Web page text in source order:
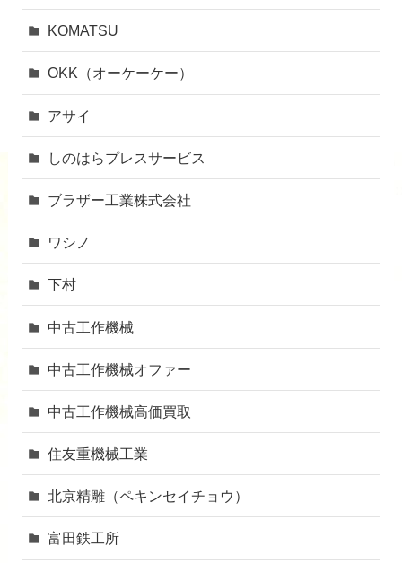
KOMATSU
OKK（オーケーケー）
アサイ
しのはらプレスサービス
ブラザー工業株式会社
ワシノ
下村
中古工作機械
中古工作機械オファー
中古工作機械高価買取
住友重機械工業
北京精雕（ペキンセイチョウ）
富田鉄工所